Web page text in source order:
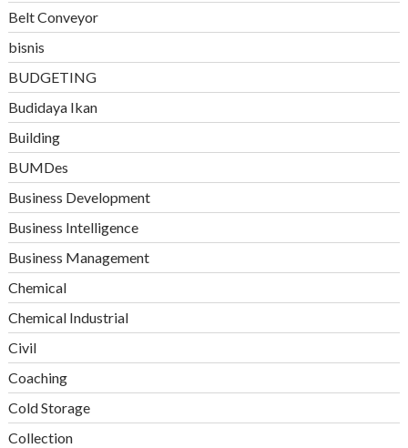
Belt Conveyor
bisnis
BUDGETING
Budidaya Ikan
Building
BUMDes
Business Development
Business Intelligence
Business Management
Chemical
Chemical Industrial
Civil
Coaching
Cold Storage
Collection